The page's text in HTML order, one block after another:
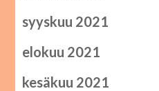
syyskuu 2021
elokuu 2021
kesäkuu 2021